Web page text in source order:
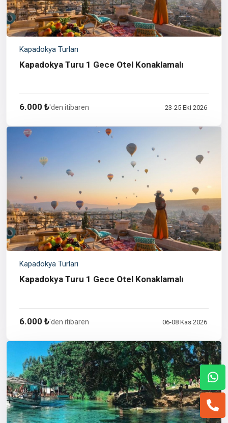
Kapadokya Turları
Kapadokya Turu 1 Gece Otel Konaklamalı
6.000 ₺'den itibaren 23-25 Eki 2026
Kapadokya Turları
Kapadokya Turu 1 Gece Otel Konaklamalı
6.000 ₺'den itibaren 06-08 Kas 2026